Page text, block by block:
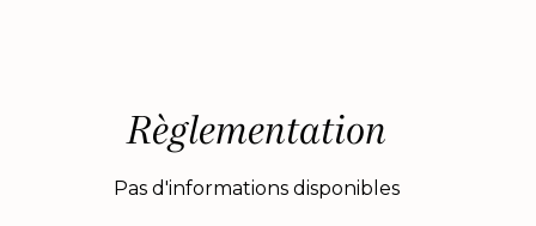
Règlementation
Pas d'informations disponibles